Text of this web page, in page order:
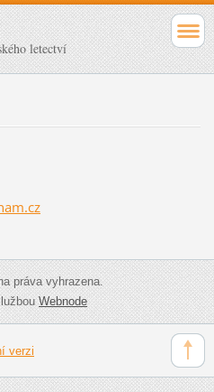
letectví
práva vyhrazena.
Webnode
verzi